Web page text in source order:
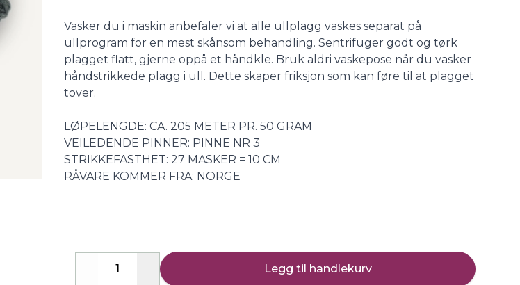
Vasker du i maskin anbefaler vi at alle ullplagg vaskes separat på
ullprogram for en mest skånsom behandling. Sentrifuger godt og tørk
plagget flatt, gjerne oppå et håndkle. Bruk aldri vaskepose når du vasker
håndstrikkede plagg i ull. Dette skaper friksjon som kan føre til at plagget
tover.
LØPELENGDE: CA. 205 METER PR. 50 GRAM
VEILEDENDE PINNER: PINNE NR 3
STRIKKEFASTHET: 27 MASKER = 10 CM
RÅVARE KOMMER FRA: NORGE
Decrease Increase
Legg til handlekurv